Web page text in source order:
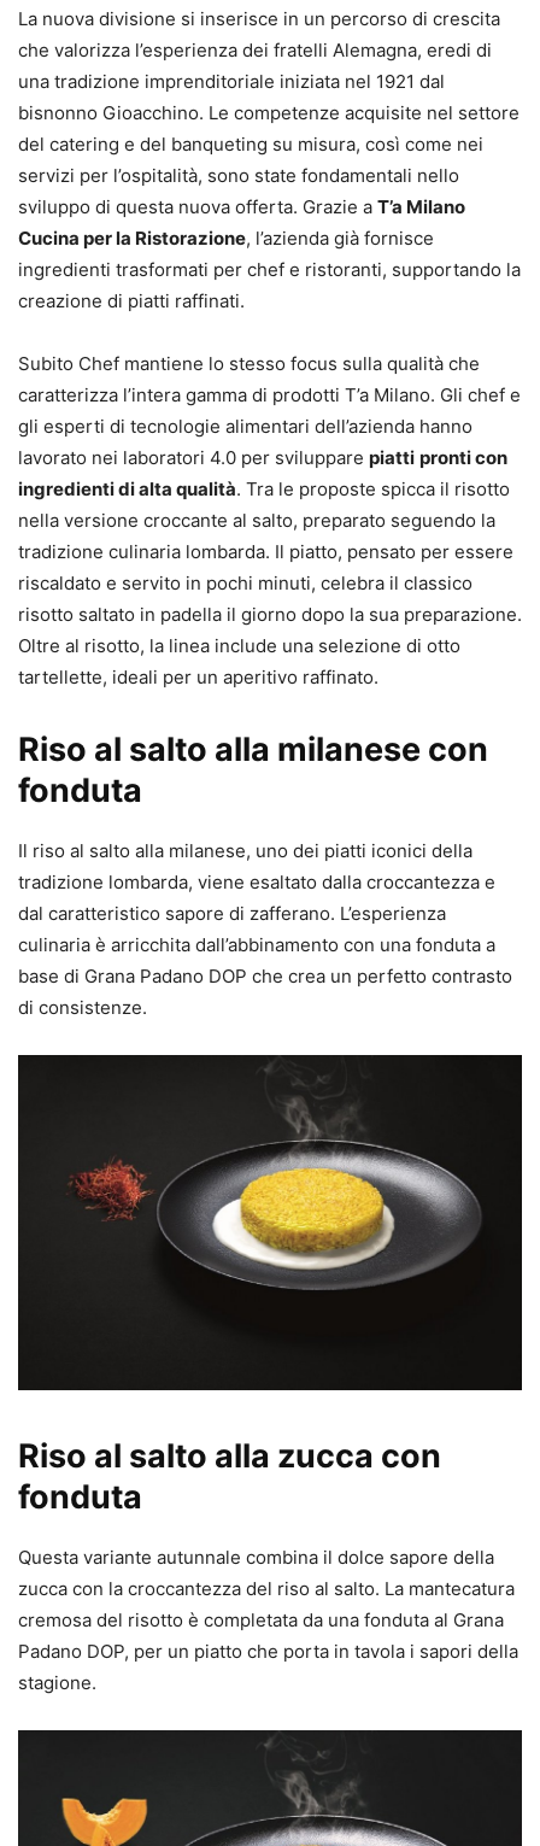
La nuova divisione si inserisce in un percorso di crescita
che valorizza l’esperienza dei fratelli Alemagna, eredi di
una tradizione imprenditoriale iniziata nel 1921 dal
bisnonno Gioacchino. Le competenze acquisite nel settore
del catering e del banqueting su misura, così come nei
servizi per l’ospitalità, sono state fondamentali nello
sviluppo di questa nuova offerta. Grazie a T’a Milano
Cucina per la Ristorazione, l’azienda già fornisce
ingredienti trasformati per chef e ristoranti, supportando la
creazione di piatti raffinati.
Subito Chef mantiene lo stesso focus sulla qualità che
caratterizza l’intera gamma di prodotti T’a Milano. Gli chef e
gli esperti di tecnologie alimentari dell’azienda hanno
lavorato nei laboratori 4.0 per sviluppare piatti pronti con
ingredienti di alta qualità. Tra le proposte spicca il risotto
nella versione croccante al salto, preparato seguendo la
tradizione culinaria lombarda. Il piatto, pensato per essere
riscaldato e servito in pochi minuti, celebra il classico
risotto saltato in padella il giorno dopo la sua preparazione.
Oltre al risotto, la linea include una selezione di otto
tartellette, ideali per un aperitivo raffinato.
Riso al salto alla milanese con
fonduta
Il riso al salto alla milanese, uno dei piatti iconici della
tradizione lombarda, viene esaltato dalla croccantezza e
dal caratteristico sapore di zafferano. L’esperienza
culinaria è arricchita dall’abbinamento con una fonduta a
base di Grana Padano DOP che crea un perfetto contrasto
di consistenze.
Riso al salto alla zucca con
fonduta
Questa variante autunnale combina il dolce sapore della
zucca con la croccantezza del riso al salto. La mantecatura
cremosa del risotto è completata da una fonduta al Grana
Padano DOP, per un piatto che porta in tavola i sapori della
stagione.